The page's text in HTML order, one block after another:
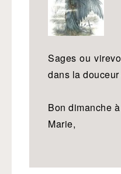
Sages ou
dans la
Bon dimanche
Marie,